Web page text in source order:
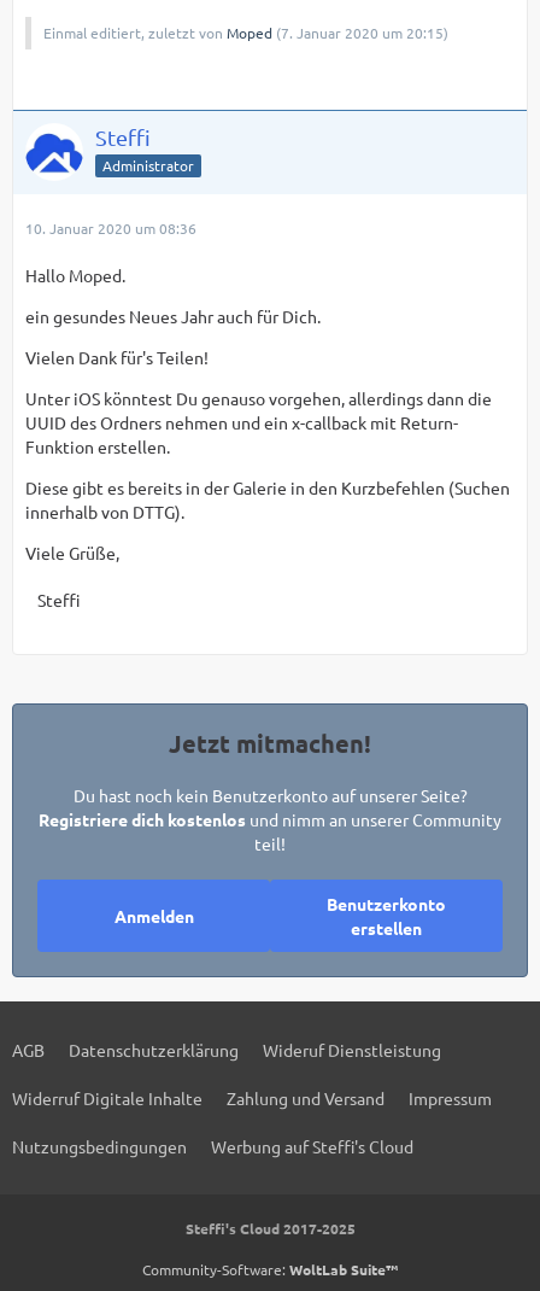
Einmal editiert, zuletzt von Moped (7. Januar 2020 um 20:15)
Steffi
Administrator
10. Januar 2020 um 08:36
Hallo Moped.
ein gesundes Neues Jahr auch für Dich.
Vielen Dank für's Teilen!
Unter iOS könntest Du genauso vorgehen, allerdings dann die
UUID des Ordners nehmen und ein x-callback mit Return-
Funktion erstellen.
Diese gibt es bereits in der Galerie in den Kurzbefehlen (Suchen
innerhalb von DTTG).
Viele Grüße,
Steffi
Jetzt mitmachen!
Du hast noch kein Benutzerkonto auf unserer Seite?
Registriere dich kostenlos und nimm an unserer Community
teil!
Benutzerkonto
erstellen
Anmelden
AGB Datenschutzerklärung Wideruf Dienstleistung
Widerruf Digitale Inhalte Zahlung und Versand Impressum
Nutzungsbedingungen Werbung auf Steffi's Cloud
Steffi's Cloud 2017-2025
Community-Software: WoltLab Suite™